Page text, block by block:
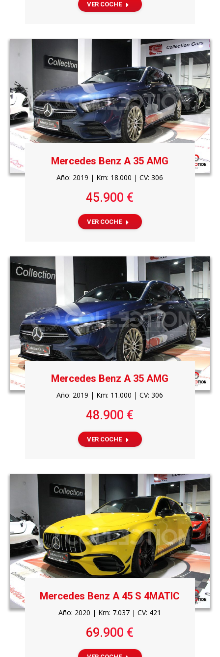
VER COCHE
Mercedes Benz A 35 AMG
Año: 2019 | Km: 18.000 | CV: 306
45.900 €
VER COCHE
Mercedes Benz A 35 AMG
Año: 2019 | Km: 11.000 | CV: 306
48.900 €
VER COCHE
Mercedes Benz A 45 S 4MATIC
Año: 2020 | Km: 7.037 | CV: 421
69.900 €